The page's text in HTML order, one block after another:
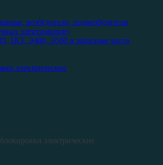
возбудители, подвозбудители
электровозов)
Э400, Э500 и запасные части
электрические
электрические